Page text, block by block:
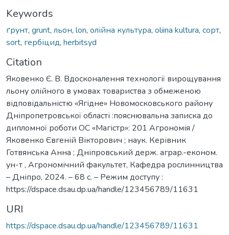
Keywords
ґрунт, grunt, льон, lon, олійна культура, oliina kultura, сорт,
sort, гербіцид, herbitsyd
Citation
Яковенко Є. В. Вдосконалення технології вирощування
льону олійного в умовах товариства з обмеженою
відповідальністю «Ягідне» Новомосковського району
Дніпропетровської області :пояснювальна записка до
дипломної роботи ОС «Магістр»: 201 Агрономія /
Яковенко Євгеній Вікторович ; наук. Керівник
Готвянська Анна ; Дніпровський держ. аграр.-економ.
ун-т , Агрономічний факультет, Кафедра рослинництва
– Дніпро, 2024. – 68 с. – Режим доступу :
https://dspace.dsau.dp.ua/handle/123456789/11631
URI
https://dspace.dsau.dp.ua/handle/123456789/11631